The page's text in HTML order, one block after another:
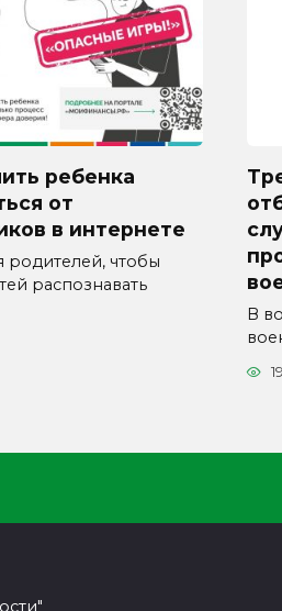
ребенка
от
в интернете
родителей, чтобы
распознавать
В
19